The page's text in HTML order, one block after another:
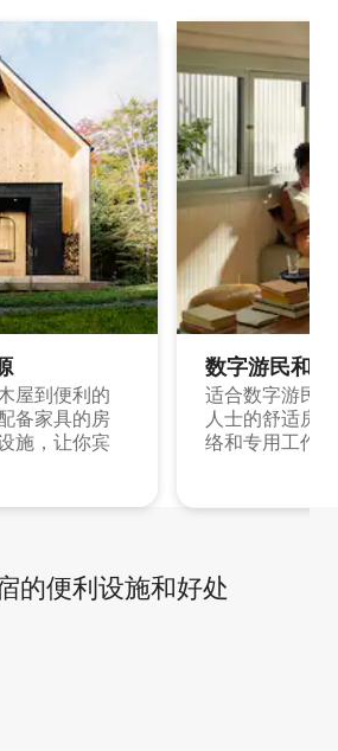
屋到便利的
备家具的房
施，让你宾
数字游民和
适合数字游民
人士的舒适房
络和专用工作
的便利设施和好处